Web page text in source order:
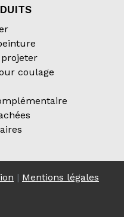
coulage
| Mentions légales